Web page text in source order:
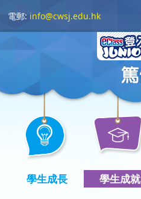
電郵: info@cwsj.edu.hk
學生成長 學生成就